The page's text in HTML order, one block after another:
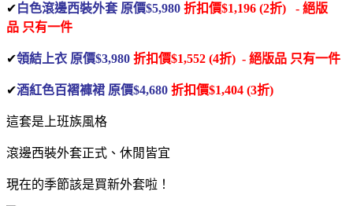
✔白色滾邊西裝外套 原價$5,980 折扣價$1,196 (2折) - 絕版
品 只有一件
✔領結上衣 原價$3,980 折扣價$1,552 (4折) - 絕版品 只有一件
✔酒紅色百褶褲裙 原價$4,680 折扣價$1,404 (3折)
這套是上班族風格
滾邊西裝外套正式、休閒皆宜
現在的季節該是買新外套啦！